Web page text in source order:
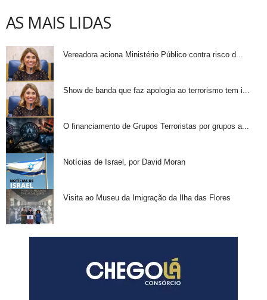
AS MAIS LIDAS
Vereadora aciona Ministério Público contra risco d...
Show de banda que faz apologia ao terrorismo tem i...
O financiamento de Grupos Terroristas por grupos a...
Notícias de Israel, por David Moran
Visita ao Museu da Imigração da Ilha das Flores